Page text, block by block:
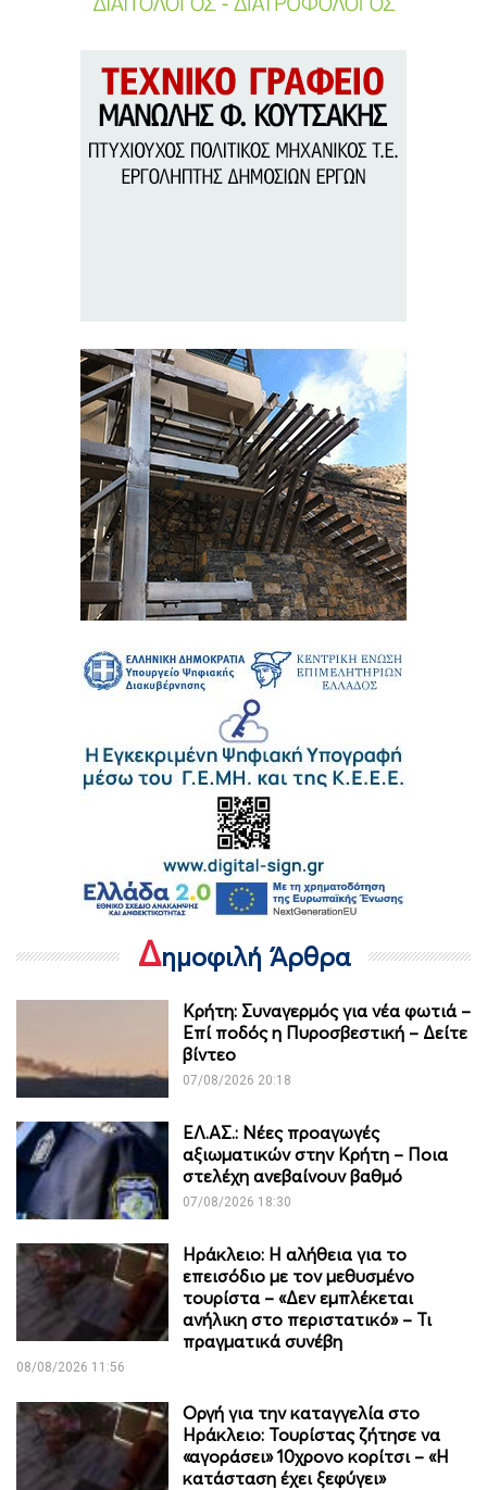
Δημοφιλή Άρθρα
Κρήτη: Συναγερμός για νέα φωτιά –
Επί ποδός η Πυροσβεστική – Δείτε
βίντεο
07/08/2026 20:18
ΕΛ.ΑΣ.: Νέες προαγωγές
αξιωματικών στην Κρήτη – Ποια
στελέχη ανεβαίνουν βαθμό
07/08/2026 18:30
Ηράκλειο: Η αλήθεια για το
επεισόδιο με τον μεθυσμένο
τουρίστα – «Δεν εμπλέκεται
ανήλικη στο περιστατικό» – Τι
πραγματικά συνέβη
08/08/2026 11:56
Οργή για την καταγγελία στο
Ηράκλειο: Τουρίστας ζήτησε να
«αγοράσει» 10χρονο κορίτσι – «Η
κατάσταση έχει ξεφύγει»